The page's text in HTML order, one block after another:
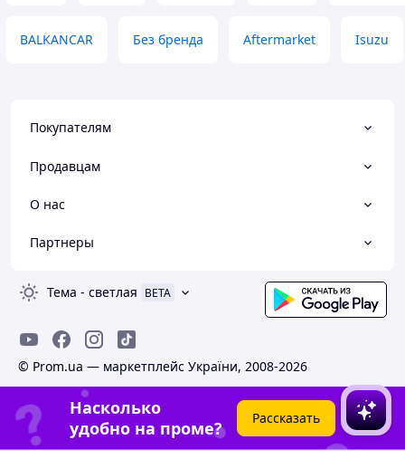
BALKANCAR Без бренда Aftermarket Isuzu
Покупателям
Продавцам
О нас
Партнеры
Тема - светлая BETA
© Prom.ua — маркетплейс України, 2008-2026
Насколько
удобно на проме?
Рассказать